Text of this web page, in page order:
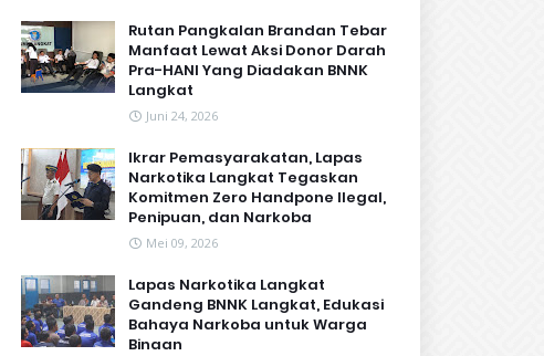
Rutan Pangkalan Brandan Tebar
Manfaat Lewat Aksi Donor Darah
Pra-HANI Yang Diadakan BNNK
Langkat
Juni 24, 2026
Ikrar Pemasyarakatan, Lapas
Narkotika Langkat Tegaskan
Komitmen Zero Handpone llegal,
Penipuan, dan Narkoba
Mei 09, 2026
Lapas Narkotika Langkat
Gandeng BNNK Langkat, Edukasi
Bahaya Narkoba untuk Warga
Binaan